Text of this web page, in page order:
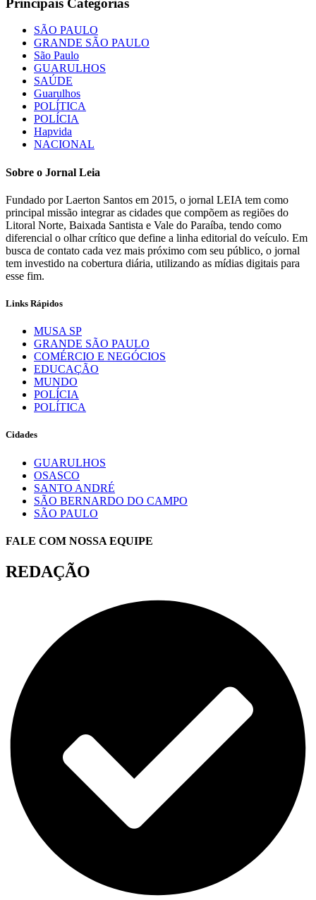
Principais Categorias
SÃO PAULO
GRANDE SÃO PAULO
São Paulo
GUARULHOS
SAÚDE
Guarulhos
POLÍTICA
POLÍCIA
Hapvida
NACIONAL
Sobre o Jornal Leia
Fundado por Laerton Santos em 2015, o jornal LEIA tem como
principal missão integrar as cidades que compõem as regiões do
Litoral Norte, Baixada Santista e Vale do Paraíba, tendo como
diferencial o olhar crítico que define a linha editorial do veículo. Em
busca de contato cada vez mais próximo com seu público, o jornal
tem investido na cobertura diária, utilizando as mídias digitais para
esse fim.
Links Rápidos
MUSA SP
GRANDE SÃO PAULO
COMÉRCIO E NEGÓCIOS
EDUCAÇÃO
MUNDO
POLÍCIA
POLÍTICA
Cidades
GUARULHOS
OSASCO
SANTO ANDRÉ
SÃO BERNARDO DO CAMPO
SÃO PAULO
FALE COM NOSSA EQUIPE
REDAÇÃO